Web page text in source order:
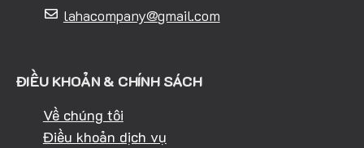
lahacompany@gmail.com
ĐIỀU KHOẢN & CHÍNH SÁCH
Về chúng tôi
Điều khoản dịch vụ